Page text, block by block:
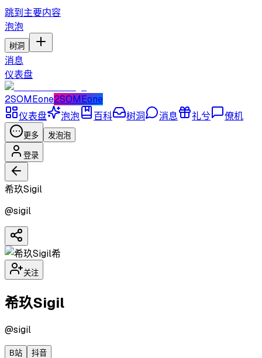
跳到主要内容
泡泡
树洞
消息
仪表盘
2SOMEone2SOMEone
仪表盘
泡泡 百科 树洞 消息 礼兮 僚机
更多 发泡泡
登录
希玖Sigil
@sigil
希
关注
希玖Sigil
@sigil
B站 抖音